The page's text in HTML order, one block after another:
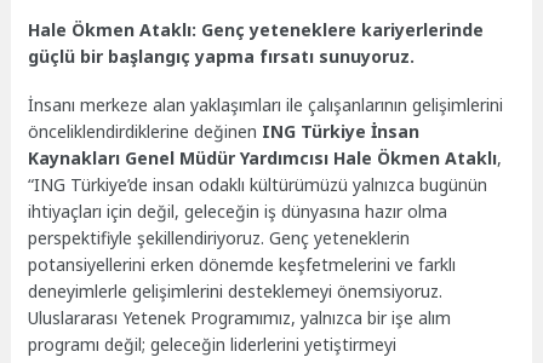
Hale Ökmen Ataklı: Genç yeteneklere kariyerlerinde
güçlü bir başlangıç yapma fırsatı sunuyoruz.
İnsanı merkeze alan yaklaşımları ile çalışanlarının gelişimlerini
önceliklendirdiklerine değinen ING Türkiye İnsan
Kaynakları Genel Müdür Yardımcısı Hale Ökmen Ataklı,
“ING Türkiye’de insan odaklı kültürümüzü yalnızca bugünün
ihtiyaçları için değil, geleceğin iş dünyasına hazır olma
perspektifiyle şekillendiriyoruz. Genç yeteneklerin
potansiyellerini erken dönemde keşfetmelerini ve farklı
deneyimlerle gelişimlerini desteklemeyi önemsiyoruz.
Uluslararası Yetenek Programımız, yalnızca bir işe alım
programı değil; geleceğin liderlerini yetiştirmeyi